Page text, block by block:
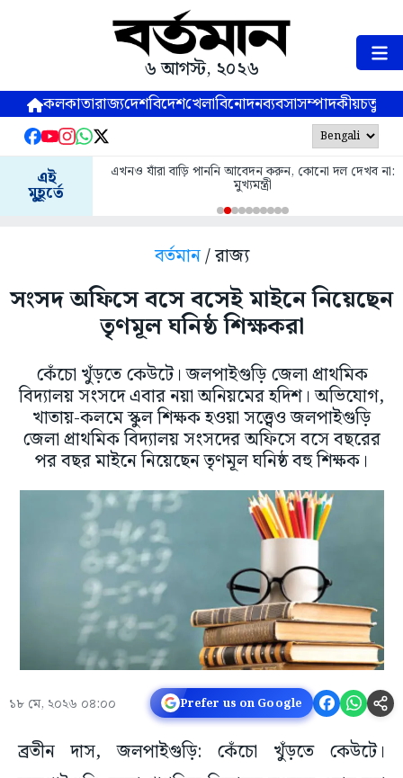
৬ আগস্ট, ২০২৬
কলকাতারাজ্যদেশবিদেশখেলাবিনোদনব্যবসাসম্পাদকীয়
এই
মুহূর্তে
এখনও যাঁরা বাড়ি পাননি আবেদন করুন, কোনো দল দেখব না:
মুখ্যমন্ত্রী
বর্তমান/ রাজ্য
সংসদ অফিসে বসে বসেই মাইনে নিয়েছেন
তৃণমূল ঘনিষ্ঠ শিক্ষকরা
কেঁচো খুঁড়তে কেউটে। জলপাইগুড়ি জেলা প্রাথমিক
বিদ্যালয় সংসদে এবার নয়া অনিয়মের হদিশ। অভিযোগ,
খাতায়-কলমে স্কুল শিক্ষক হওয়া সত্ত্বেও জলপাইগুড়ি
জেলা প্রাথমিক বিদ্যালয় সংসদের অফিসে বসে বছরের
পর বছর মাইনে নিয়েছেন তৃণমূল ঘনিষ্ঠ বহু শিক্ষক।
১৮ মে, ২০২৬ ০৪:০০ Prefer us on Google
ব্রতীন দাস, জলপাইগুড়ি: কেঁচো খুঁড়তে কেউটে।